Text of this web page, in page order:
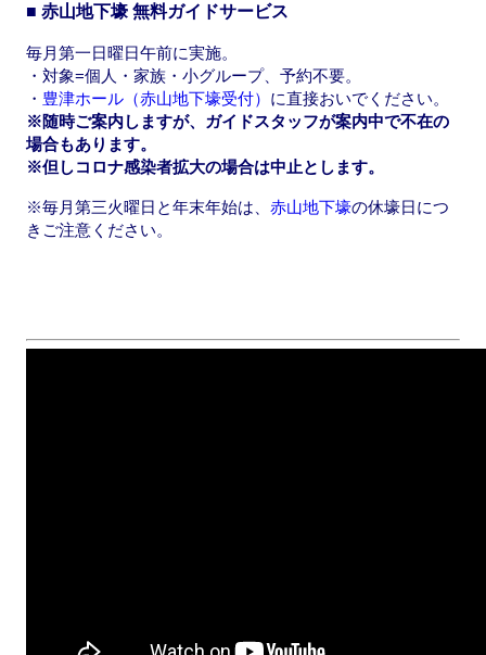
■ 赤山地下壕 無料ガイドサービス
毎月第一日曜日午前に実施。
・対象=個人・家族・小グループ、予約不要。
・ 豊津ホール（赤山地下壕受付） に直接おいでください。
※随時ご案内しますが、ガイドスタッフが案内中で不在の
場合もあります。
※但しコロナ感染者拡大の場合は中止とします。
※毎月第三火曜日と年末年始は、 赤山地下壕の休壕日につ
きご注意ください。